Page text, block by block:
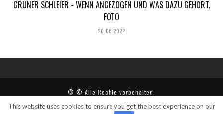
GRÜNER SCHLEIER - WENN ANGEZOGEN UND WAS DAZU GEHÖRT,
FOTO
20.06.2022
© © Alle Rechte vorbehalten.
This website uses cookies to ensure you get the best experience on our